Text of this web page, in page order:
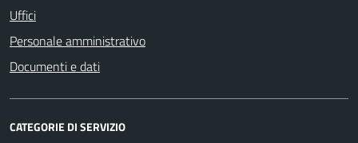
Uffici
Personale amministrativo
Documenti e dati
CATEGORIE DI SERVIZIO